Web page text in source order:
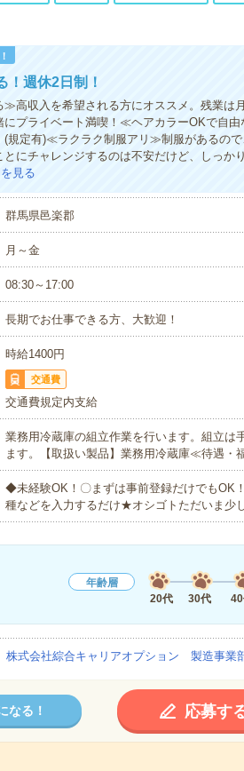
！週休2日制！
高収入を希望される方にオススメ。残業は
にプライベート満喫！≪ヘアカラーOKで自
(規定有)≪ラクラク制服アリ≫制服があるの
にチャレンジするのは不安だけど、しっか
見る
群馬県邑楽郡
月～金
08:30～17:00
長期でお仕事できる方、大歓迎！
時給1400円
交通費
交通費規定内支給
業務用冷蔵庫の組立作業を行います。組立は
ます。【取扱い製品】業務用冷蔵庫≪待遇
◆未経験OK！〇まずは事前登録だけでもOK
種などを入力するだけ★オシゴトただいま少
年齢層
20代
30代
株式会社綜合キャリアオプション 製造事業
なる！ 応募す